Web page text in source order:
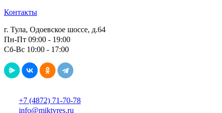
Контакты
г. Тула, Одоевское шоссе, д.64
Пн-Пт 09:00 - 19:00
Сб-Вс 10:00 - 17:00
+7 (4872) 71-70-78
info@miktyres.ru